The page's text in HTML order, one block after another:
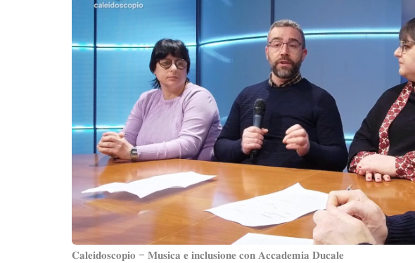
𝐂𝐚𝐥𝐞𝐢𝐝𝐨𝐬𝐜𝐨𝐩𝐢𝐨 – 𝐌𝐮𝐬𝐢𝐜𝐚 𝐞 𝐢𝐧𝐜𝐥𝐮𝐬𝐢𝐨𝐧𝐞 𝐜𝐨𝐧 𝐀𝐜𝐜𝐚𝐝𝐞𝐦𝐢𝐚 𝐃𝐮𝐜𝐚𝐥𝐞